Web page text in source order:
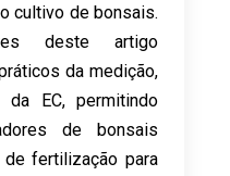
cultivo de bonsais.
deste artigo
da medição,
da EC, permitindo
de bonsais
fertilização para